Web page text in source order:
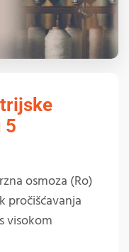
5
osmoza (Ro)
pročišćavanja
visokom